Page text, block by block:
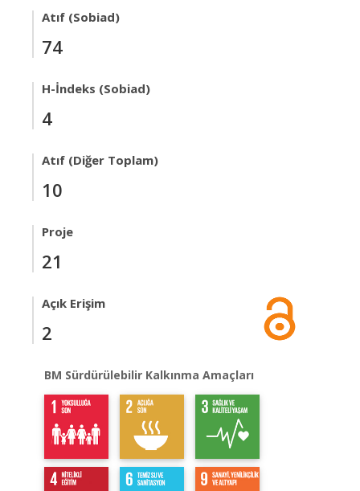
Atıf (Sobiad)
74
H-İndeks (Sobiad)
4
Atıf (Diğer Toplam)
10
Proje
21
Açık Erişim
2
BM Sürdürülebilir Kalkınma Amaçları